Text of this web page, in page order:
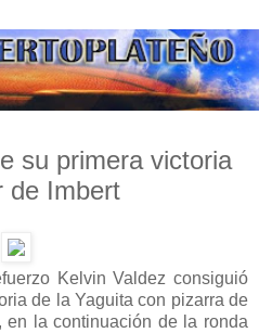
su primera victoria
de Imbert
Kelvin Valdez consiguió
de la Yaguita con pizarra de
en la continuación de la ronda